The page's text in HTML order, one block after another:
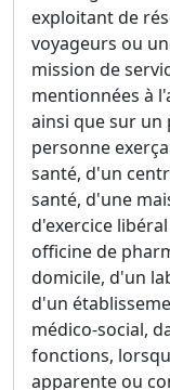
exploitant de
voyageurs ou
mission de
mentionnées à
ainsi que sur un
personne
santé, d'un
santé, d'une
d'exercice
officine de
domicile, d'un
d'un
médico-social,
fonctions,
apparente ou